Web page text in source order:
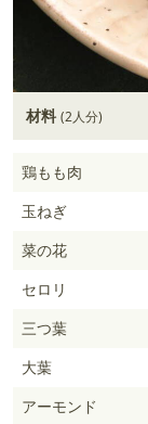
材料 (2人分)
鶏もも肉
玉ねぎ
菜の花
セロリ
三つ葉
大葉
アーモンド